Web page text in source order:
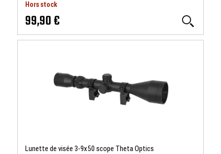
Hors stock
99,90 €
Lunette de visée 3-9x50 scope Theta Optics